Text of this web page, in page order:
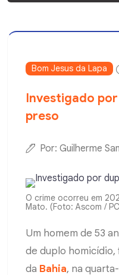
Bom Jesus da Lapa
Investigado
preso
Por: Guilherme
O crime ocorreu em
Mato. (Foto: Ascom /
Um homem de 53
de duplo homicídio,
da Bahia, na